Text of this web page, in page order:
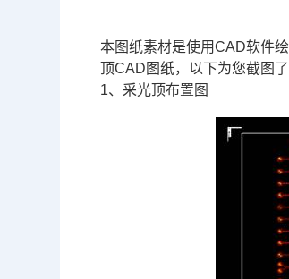
本图纸素材是使用CAD软件
顶CAD图纸，以下为您截图
1、采光顶布置图